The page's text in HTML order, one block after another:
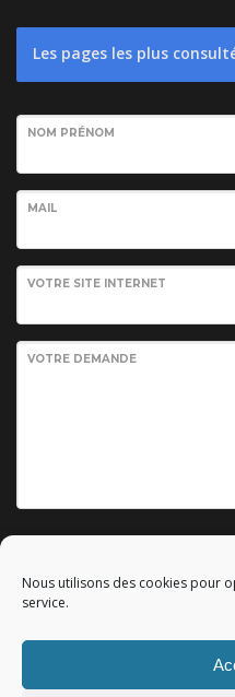
Nous utilisons des cookies pour
service.
Les pages les plus
NOM PRÉNOM
MAIL
VOTRE SITE INTERNET
VOTRE DEMANDE